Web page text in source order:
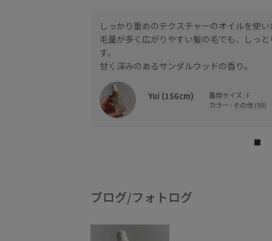
しっかり重めのテクスチャーのオイルを使
毛量が多く広がりやすい髪の毛でも、しっ
す。
甘く深みのあるサンダルウッドの香り。
Yui (156cm)
着用サイズ : F
カラー : その他 (99)
ブログ/フォトログ